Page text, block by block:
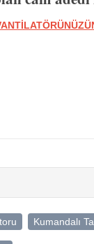
Kumandalı